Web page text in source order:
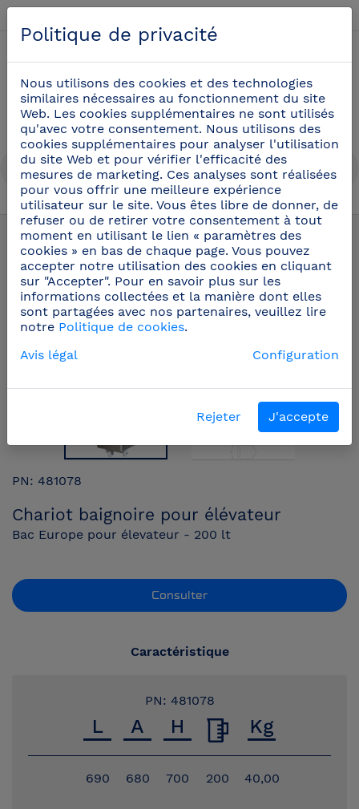
Chariots (23)
PN: 481078
Chariot baignoire pour élévateur
Bac Europe pour élevateur - 200 lt
Consulter
Caractéristique
PN: 481078
690 680 700 200 40,00
Politique de privacité
Nous utilisons des cookies et des technologies
similaires nécessaires au fonctionnement du site
Web. Les cookies supplémentaires ne sont utilisés
qu'avec votre consentement. Nous utilisons des
cookies supplémentaires pour analyser l'utilisation
du site Web et pour vérifier l'efficacité des
mesures de marketing. Ces analyses sont réalisées
pour vous offrir une meilleure expérience
utilisateur sur le site. Vous êtes libre de donner, de
refuser ou de retirer votre consentement à tout
moment en utilisant le lien « paramètres des
cookies » en bas de chaque page. Vous pouvez
accepter notre utilisation des cookies en cliquant
sur "Accepter". Pour en savoir plus sur les
informations collectées et la manière dont elles
sont partagées avec nos partenaires, veuillez lire
notre Politique de cookies.
Avis légal
Configuration
Rejeter J'accepte